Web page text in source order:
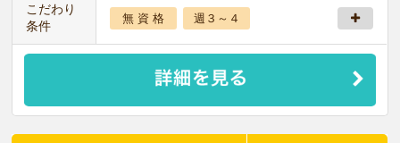
こだわり
条件
無 資 格 週３～４